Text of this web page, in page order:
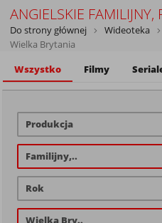
ANGIELSKIE
Do strony głównej Wideoteka
Wielka Brytania
Wszystko
Filmy
Produkcja
Familijny,..
Rok
Wielka Bry..